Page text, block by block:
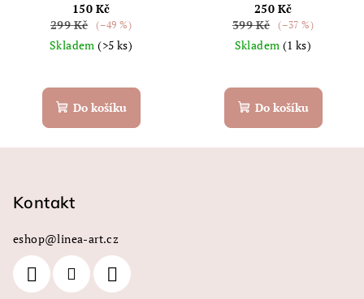
150 Kč
299 Kč
(–49 %)
Skladem(>5 ks)
Do košíku
250 Kč
399 Kč
(–37 %)
Skladem (1 ks)
Do košíku
Kontakt
eshop@linea-art.cz